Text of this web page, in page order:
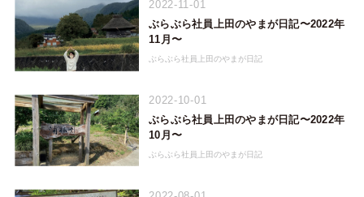
2022-11-01
ぶらぶら社員上田のやまが日記〜2022年
11月〜
ぶらぶら社員上田のやまが日記
2022-10-01
ぶらぶら社員上田のやまが日記〜2022年
10月〜
ぶらぶら社員上田のやまが日記